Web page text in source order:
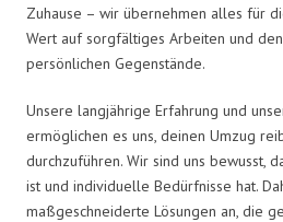
Zuhause – wir übernehmen alles für
Wert auf sorgfältiges Arbeiten und
persönlichen Gegenstände.
Unsere langjährige Erfahrung und
ermöglichen es uns, deinen Umzug
durchzuführen. Wir sind uns bewusst,
ist und individuelle Bedürfnisse hat.
maßgeschneiderte Lösungen an, die